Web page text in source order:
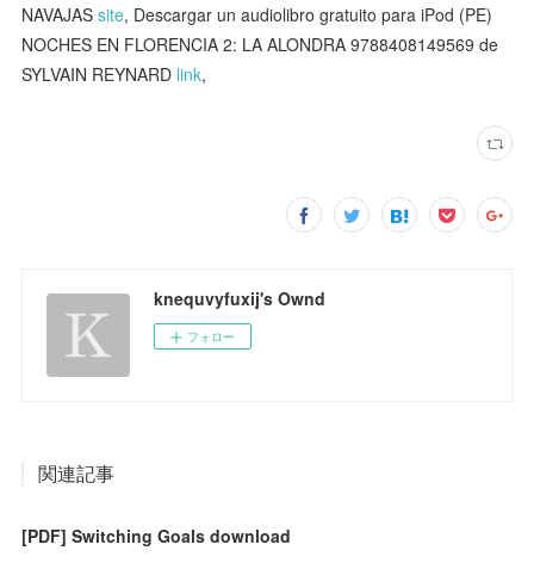
NAVAJASsite, Descargar un audiolibro gratuito para iPod (PE)
NOCHES EN FLORENCIA 2: LA ALONDRA 9788408149569 de
SYLVAIN REYNARD link,
knequvyfuxij's Ownd
フォロー
関連記事
[PDF] Switching Goals download